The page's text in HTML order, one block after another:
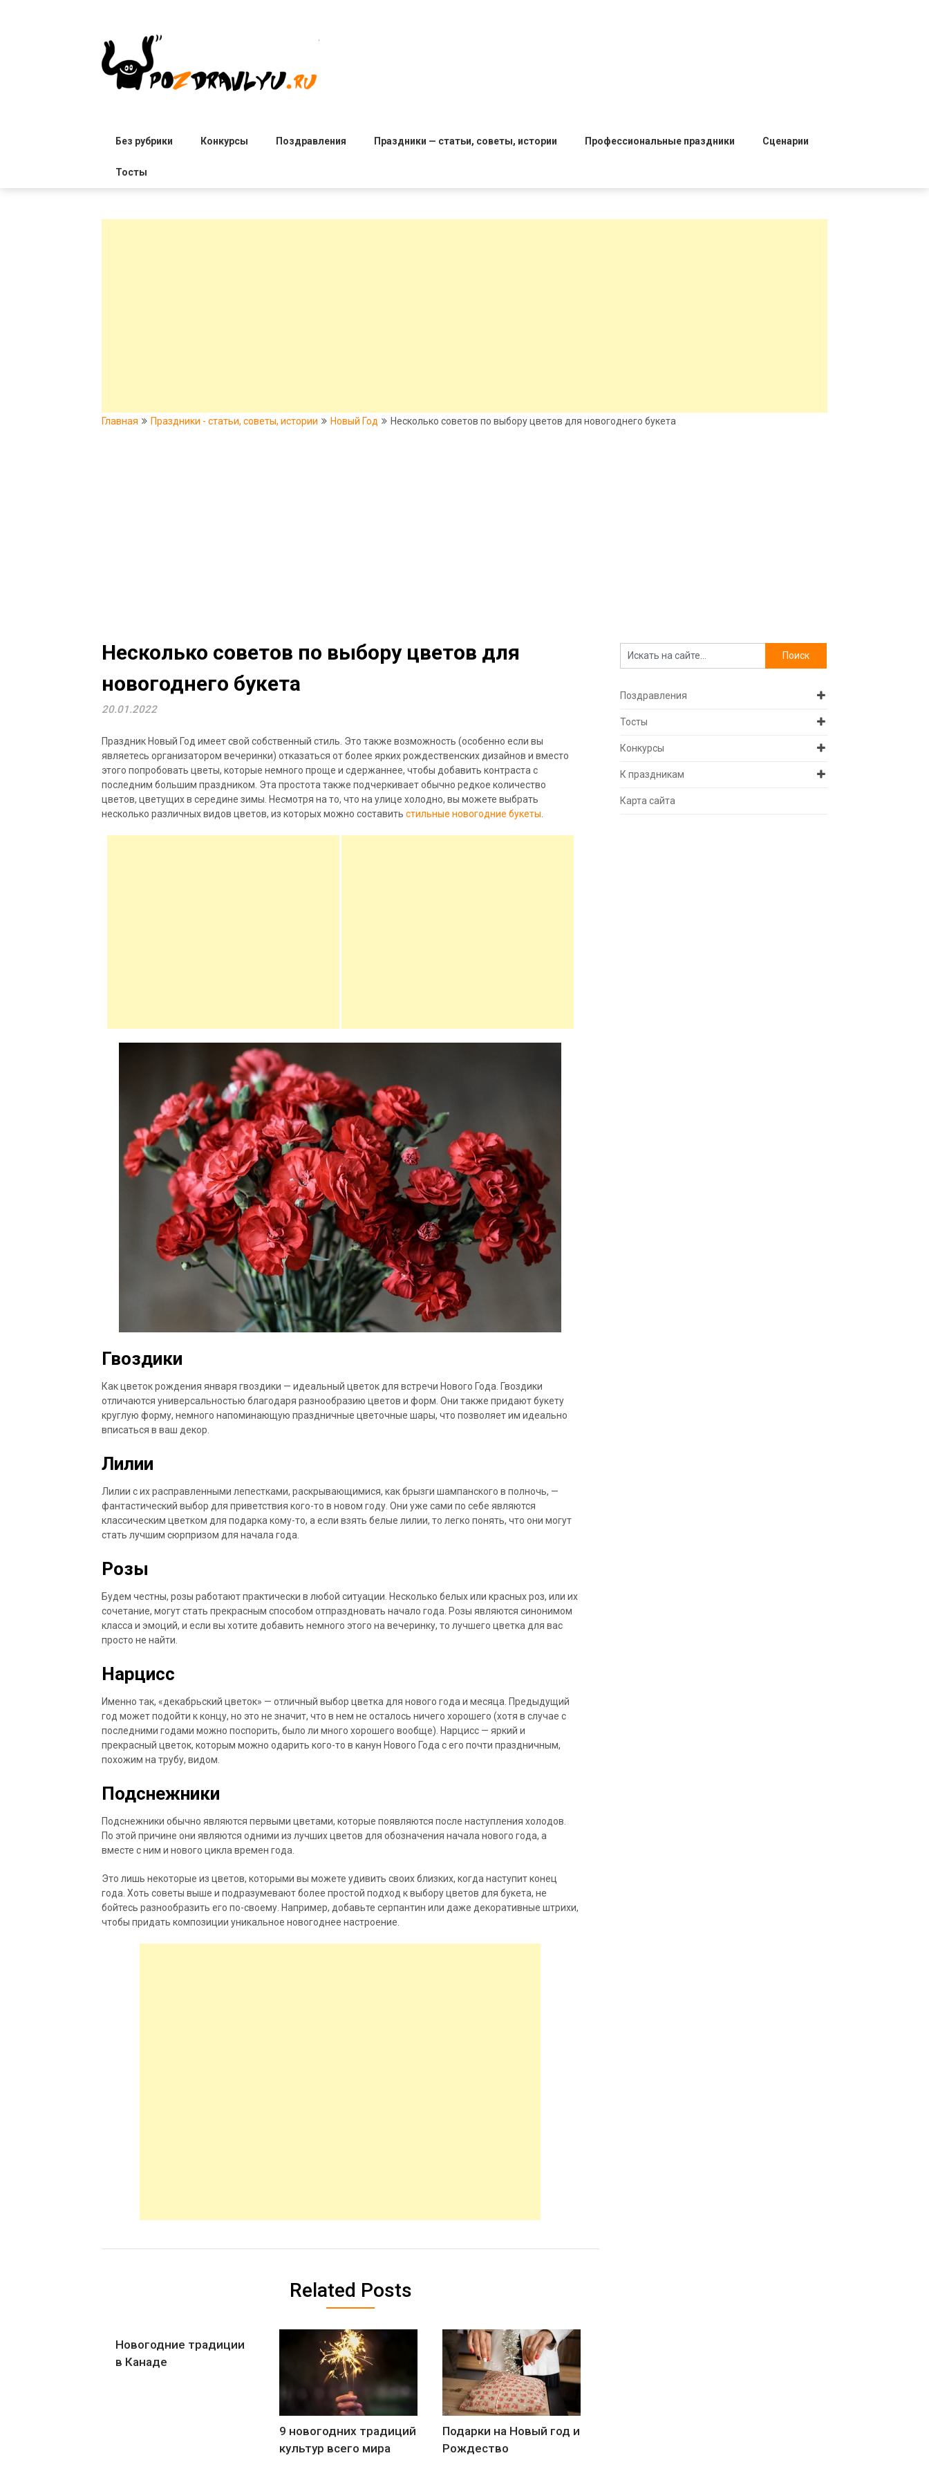
Без рубрики Конкурсы Поздравления Праздники — статьи, советы, истории Профессиональные праздники Сценарии
Тосты
Главная Праздники - статьи, советы, истории Новый Год Несколько советов по выбору цветов для новогоднего букета
Несколько советов по выбору цветов для
новогоднего букета
20.01.2022
Праздник Новый Год имеет свой собственный стиль. Это также возможность (особенно если вы
являетесь организатором вечеринки) отказаться от более ярких рождественских дизайнов и вместо
этого попробовать цветы, которые немного проще и сдержаннее, чтобы добавить контраста с
последним большим праздником. Эта простота также подчеркивает обычно редкое количество
цветов, цветущих в середине зимы. Несмотря на то, что на улице холодно, вы можете выбрать
несколько различных видов цветов, из которых можно составить стильные новогодние букеты
Гвоздики
Как цветок рождения января гвоздики — идеальный цветок для встречи Нового Года. Гвоздики
отличаются универсальностью благодаря разнообразию цветов и форм. Они также придают букету
круглую форму, немного напоминающую праздничные цветочные шары, что позволяет им идеально
вписаться в ваш декор.
Лилии
Лилии с их расправленными лепестками, раскрывающимися, как брызги шампанского в полночь, —
фантастический выбор для приветствия кого-то в новом году. Они уже сами по себе являются
классическим цветком для подарка кому-то, а если взять белые лилии, то легко понять, что они могут
стать лучшим сюрпризом для начала года.
Розы
Будем честны, розы работают практически в любой ситуации. Несколько белых или красных роз, или их
сочетание, могут стать прекрасным способом отпраздновать начало года. Розы являются синонимом
класса и эмоций, и если вы хотите добавить немного этого на вечеринку, то лучшего цветка для вас
просто не найти.
Нарцисс
Именно так, «декабрьский цветок» — отличный выбор цветка для нового года и месяца. Предыдущий
год может подойти к концу, но это не значит, что в нем не осталось ничего хорошего (хотя в случае с
последними годами можно поспорить, было ли много хорошего вообще). Нарцисс — яркий и
прекрасный цветок, которым можно одарить кого-то в канун Нового Года с его почти праздничным,
похожим на трубу, видом.
Подснежники
Подснежники обычно являются первыми цветами, которые появляются после наступления холодов.
По этой причине они являются одними из лучших цветов для обозначения начала нового года, а
вместе с ним и нового цикла времен года.
Это лишь некоторые из цветов, которыми вы можете удивить своих близких, когда наступит конец
года. Хоть советы выше и подразумевают более простой подход к выбору цветов для букета, не
бойтесь разнообразить его по-своему. Например, добавьте серпантин или даже декоративные штрихи,
чтобы придать композиции уникальное новогоднее настроение.
Related Posts
Новогодние традиции
в Канаде
9 новогодних традиций
культур всего мира
Подарки на Новый год и
Рождество
Поздравления
Тосты
Конкурсы
К праздникам
Карта сайта